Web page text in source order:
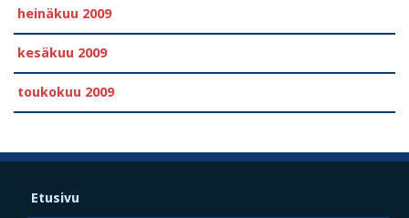
heinäkuu 2009
kesäkuu 2009
toukokuu 2009
Etusivu